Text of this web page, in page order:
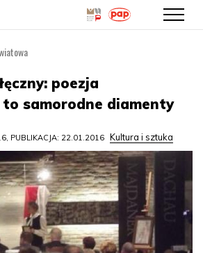
treści
poezja
to samorodne diamenty
PUBLIKACJA: 22.01.2016 Kultura i sztuka